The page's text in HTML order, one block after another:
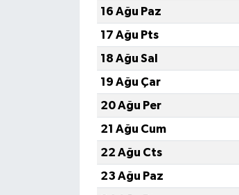
16 Ağu Paz
17 Ağu Pts
18 Ağu Sal
19 Ağu Çar
20 Ağu Per
21 Ağu Cum
22 Ağu Cts
23 Ağu Paz